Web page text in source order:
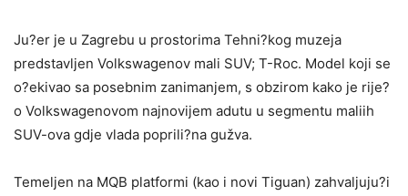
Ju?er je u Zagrebu u prostorima Tehni?kog muzeja
predstavljen Volkswagenov mali SUV; T-Roc. Model koji se
o?ekivao sa posebnim zanimanjem, s obzirom kako je rije?
o Volkswagenovom najnovijem adutu u segmentu maliih
SUV-ova gdje vlada poprili?na gužva.
Temeljen na MQB platformi (kao i novi Tiguan) zahvaljuju?i